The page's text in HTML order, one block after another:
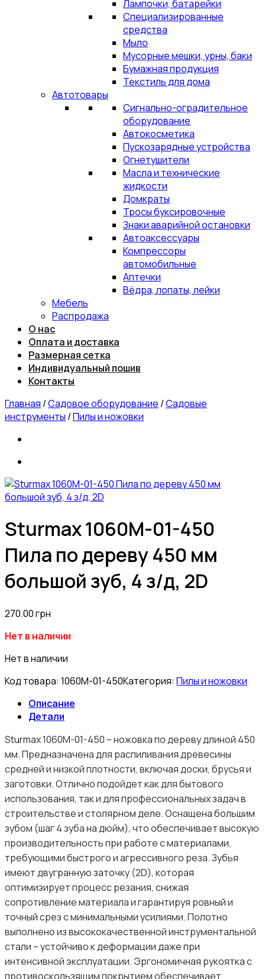
Лампочки, батарейки
Специализированные
средства
Мыло
Мусорные мешки, урны, баки
Бумажная продукция
Текстиль для дома
Автотовары
Сигнально-оградительное
оборудование
Автокосметика
Пускозарядные устройства
Огнетушители
Масла и технические
жидкости
Домкраты
Тросы буксировочные
Знаки аварийной остановки
Автоаксессуары
Компрессоры
автомобильные
Аптечки
Вёдра, лопаты, лейки
Мебель
Распродажа
О нас
Оплата и доставка
Размерная сетка
Индивидуальный пошив
Контакты
Главная /Садовое оборудование /Садовые
инструменты /Пилы и ножовки
Sturmax 1060M-01-450
Пила по дереву 450 мм
большой зуб, 4 з/д, 2D
270.00грн
Нет в наличии
Нет в наличии
Код товара: 1060M-01-450Категория: Пилы и ножовки
Описание
Детали
Sturmax 1060M-01-450 – ножовка по дереву длиной 450
мм. Предназначена для распиливания древесины
средней и низкой плотности, включая доски, брусья и
заготовки. Отлично подойдет как для бытового
использования, так и для профессиональных задач в
строительстве и столярном деле. Оснащена большим
зубом (шаг 4 зуба на дюйм), что обеспечивает высокую
производительность при работе с материалами,
требующими быстрого и агрессивного реза. Зубья
имеют двугранную заточку (2D), которая
оптимизирует процесс резания, снижая
сопротивление материала и гарантируя ровный и
точный срез с минимальными усилиями. Полотно
выполнено из высококачественной инструментальной
стали – устойчиво к деформации даже при
интенсивной эксплуатации. Эргономичная рукоятка с
противоскользящим покрытием обеспечивает